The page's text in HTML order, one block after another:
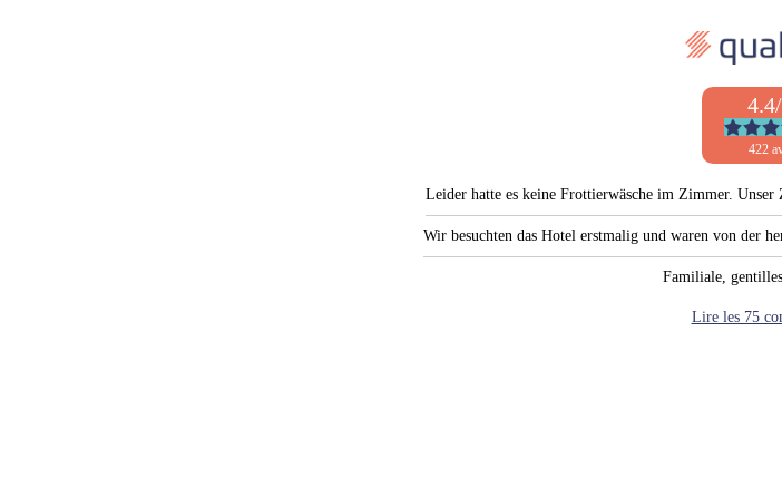
422
Leider hatte es keine Frottierwäsche im Zimmer.
Wir besuchten das Hotel erstmalig und waren von der
Familiale,
Lire les 75